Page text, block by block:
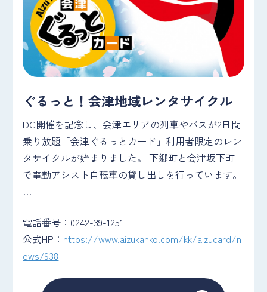
ぐるっと！会津地域レンタサイクル
DC開催を記念し、会津エリアの列車やバスが2日間
乗り放題「会津ぐるっとカード」利用者限定のレン
タサイクルが始まりました。 下郷町と会津坂下町
で電動アシスト自転車の貸し出しを行っています。
…
電話番号：0242-39-1251
公式HP： https://www.aizukanko.com/kk/aizucard/n
ews/938